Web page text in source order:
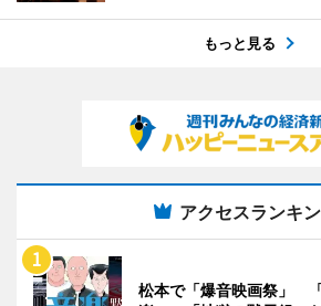
もっと見る
アクセスランキ
松本で「爆音映画祭」